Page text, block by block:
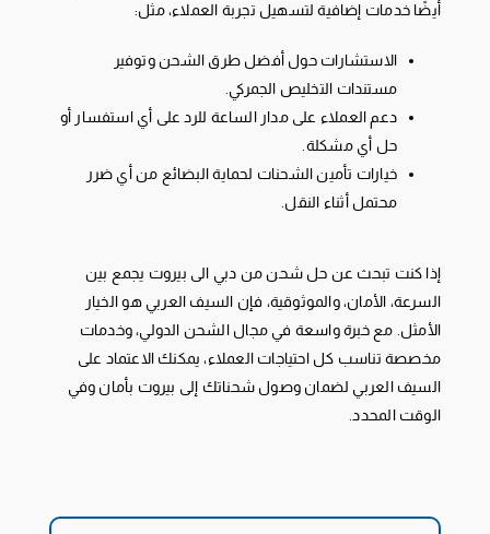
أيضًا خدمات إضافية لتسهيل تجربة العملاء، مثل:
الاستشارات حول أفضل طرق الشحن وتوفير
مستندات التخليص الجمركي.
دعم العملاء على مدار الساعة للرد على أي استفسار أو
حل أي مشكلة.
خيارات تأمين الشحنات لحماية البضائع من أي ضرر
محتمل أثناء النقل.
إذا كنت تبحث عن حل شحن من دبي الى بيروت يجمع بين
السرعة، الأمان، والموثوقية، فإن السيف العربي هو الخيار
الأمثل. مع خبرة واسعة في مجال الشحن الدولي، وخدمات
مخصصة تناسب كل احتياجات العملاء، يمكنك الاعتماد على
السيف العربي لضمان وصول شحناتك إلى بيروت بأمان وفي
الوقت المحدد.